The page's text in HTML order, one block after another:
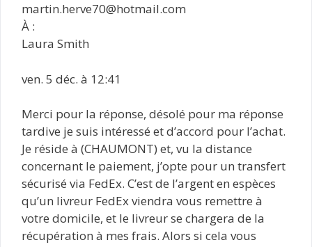
martin.herve70@hotmail.com
À :
Laura Smith
ven. 5 déc. à 12:41
Merci pour la réponse, désolé pour ma réponse
tardive je suis intéressé et d’accord pour l’achat.
Je réside à (CHAUMONT) et, vu la distance
concernant le paiement, j’opte pour un transfert
sécurisé via FedEx. C’est de l’argent en espèces
qu’un livreur FedEx viendra vous remettre à
votre domicile, et le livreur se chargera de la
récupération à mes frais. Alors si cela vous